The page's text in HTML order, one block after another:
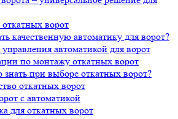
откатных ворот
качественную автоматику для ворот?
автоматикой для ворот
по монтажу откатных ворот
при выборе откатных ворот?
откатных ворот
с автоматикой
для откатных ворот